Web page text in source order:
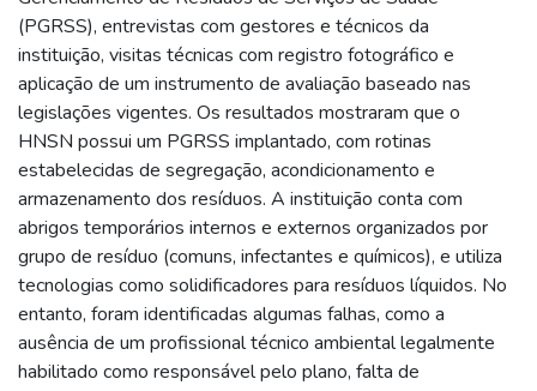
(PGRSS), entrevistas com gestores e técnicos da
instituição, visitas técnicas com registro fotográfico e
aplicação de um instrumento de avaliação baseado nas
legislações vigentes. Os resultados mostraram que o
HNSN possui um PGRSS implantado, com rotinas
estabelecidas de segregação, acondicionamento e
armazenamento dos resíduos. A instituição conta com
abrigos temporários internos e externos organizados por
grupo de resíduo (comuns, infectantes e químicos), e utiliza
tecnologias como solidificadores para resíduos líquidos. No
entanto, foram identificadas algumas falhas, como a
ausência de um profissional técnico ambiental legalmente
habilitado como responsável pelo plano, falta de